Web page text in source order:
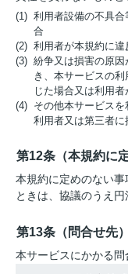
(1) 利用者設備の不具合
合
(2) 利用者が本規約に違
(3) 紛争又は損害の原因
き、本サービスの
じた場合又は利用
(4) その他本サービスを
利用者又は第三者
第12条（本規約に
本規約に定めのない
ときは、協議のうえ円
第13条（問合せ先）
本サービスにかかる問